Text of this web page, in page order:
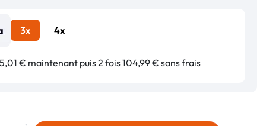
3x 4x
€ maintenant puis 2 fois 104,99 € sans frais